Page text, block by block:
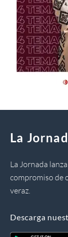
La
La Jornada
compromiso de
veraz.
Descarga